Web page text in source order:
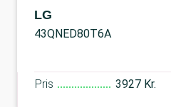
LG
43QNED80T6A
Pris 3927 Kr.